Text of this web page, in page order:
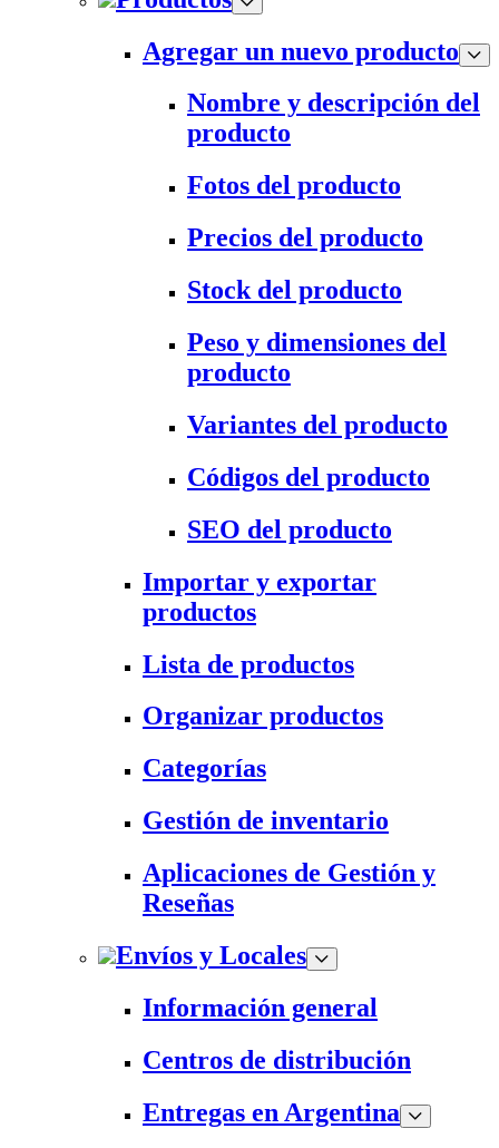
Agregar un nuevo producto
Nombre y descripción del
producto
Fotos del producto
Precios del producto
Stock del producto
Peso y dimensiones del
producto
Variantes del producto
Códigos del producto
SEO del producto
Importar y exportar
productos
Lista de productos
Organizar productos
Categorías
Gestión de inventario
Aplicaciones de Gestión y
Reseñas
Envíos y Locales
Información general
Centros de distribución
Entregas en Argentina